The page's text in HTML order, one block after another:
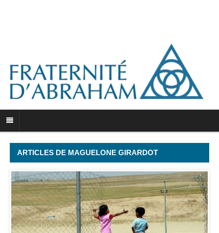
ARTICLES DE MAGUELONE GIRARDOT